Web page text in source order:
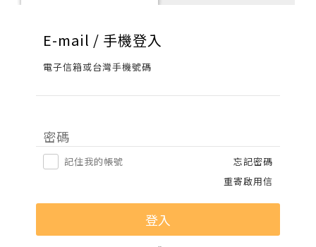
E-mail / 手機登入
電子信箱或台灣手機號碼
密碼
記住我的帳號
忘記密碼
重寄啟用信